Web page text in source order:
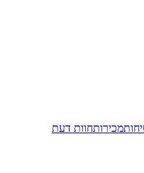
מכירותחוות דעת